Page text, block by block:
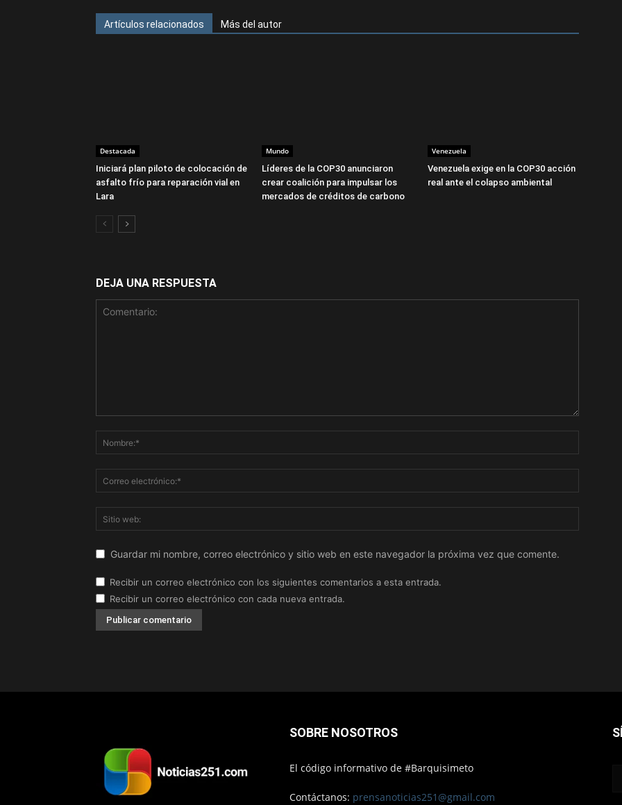
Artículos relacionados Más del autor
Destacada
Iniciará plan piloto de colocación de
asfalto frío para reparación vial en
Lara
Mundo
Líderes de la COP30 anunciaron
crear coalición para impulsar los
mercados de créditos de carbono
Venezuela
Venezuela exige en la COP30 acción
real ante el colapso ambiental
DEJA UNA RESPUESTA
Guardar mi nombre, correo electrónico y sitio web en este navegador la próxima vez que comente.
Recibir un correo electrónico con los siguientes comentarios a esta entrada.
Recibir un correo electrónico con cada nueva entrada.
SOBRE NOSOTROS
El código informativo de #Barquisimeto
Contáctanos: prensanoticias251@gmail.com